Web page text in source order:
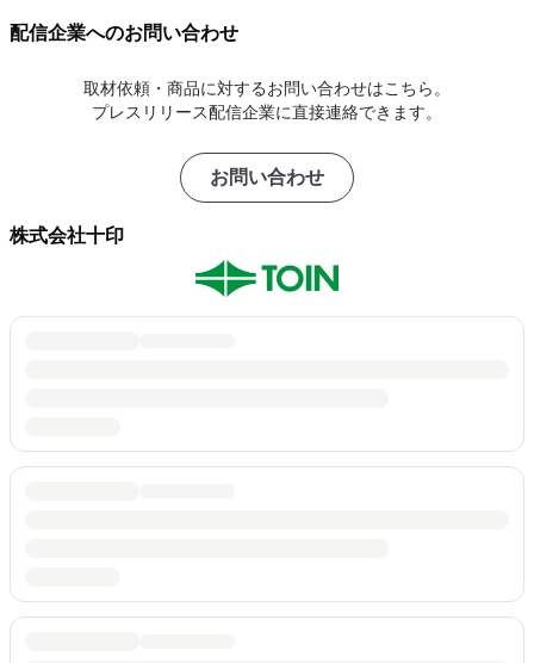
配信企業へのお問い合わせ
取材依頼・商品に対するお問い合わせはこちら。
プレスリリース配信企業に直接連絡できます。
お問い合わせ
株式会社十印